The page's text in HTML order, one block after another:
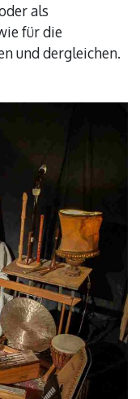
als
für die
und dergleichen.